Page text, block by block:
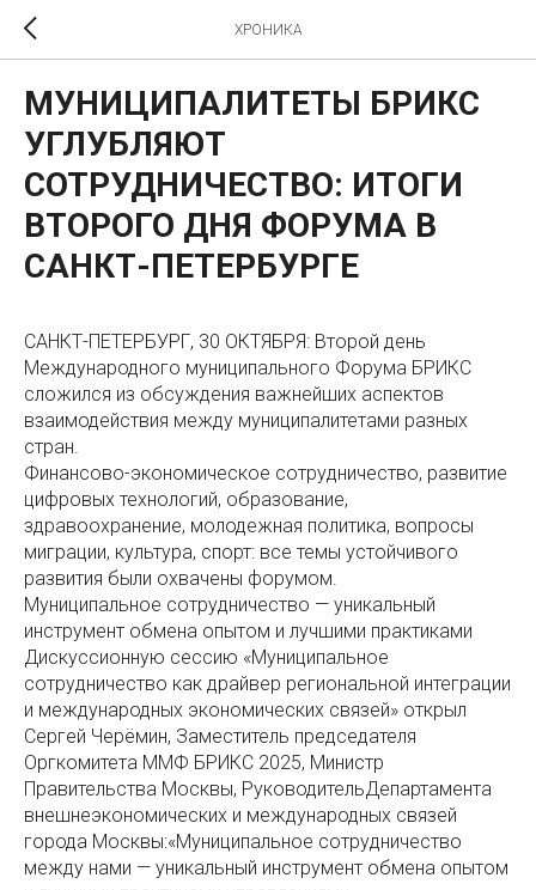
ХРОНИКА
МУНИЦИПАЛИТЕТЫ БРИКС
УГЛУБЛЯЮТ
СОТРУДНИЧЕСТВО: ИТОГИ
ВТОРОГО ДНЯ ФОРУМА В
САНКТ-ПЕТЕРБУРГЕ
САНКТ-ПЕТЕРБУРГ, 30 ОКТЯБРЯ: Второй день
Международного муниципального Форума БРИКС
сложился из обсуждения важнейших аспектов
взаимодействия между муниципалитетами разных
стран.
Финансово-экономическое сотрудничество, развитие
цифровых технологий, образование,
здравоохранение, молодежная политика, вопросы
миграции, культура, спорт: все темы устойчивого
развития были охвачены форумом.
Муниципальное сотрудничество — уникальный
инструмент обмена опытом и лучшими практиками
Дискуссионную сессию «Муниципальное
сотрудничество как драйвер региональной интеграции
и международных экономических связей» открыл
Сергей Черёмин, Заместитель председателя
Оргкомитета ММФ БРИКС 2025, Министр
Правительства Москвы, РуководительДепартамента
внешнеэкономических и международных связей
города Москвы:«Муниципальное сотрудничество
между нами — уникальный инструмент обмена опытом